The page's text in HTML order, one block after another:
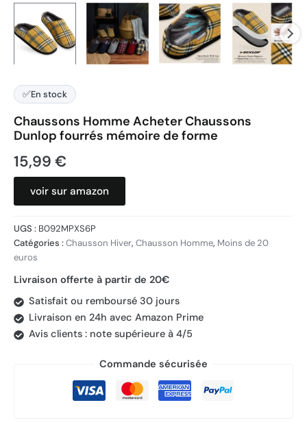
✅En stock
Chaussons Homme Acheter Chaussons
Dunlop fourrés mémoire de forme
15,99 €
voir sur amazon
UGS : B092MPXS6P
Catégories :Chausson Hiver, Chausson Homme, Moins de 20
euros
Livraison offerte à partir de 20€
Satisfait ou remboursé 30 jours
Livraison en 24h avec Amazon Prime
Avis clients : note supérieure à 4/5
Commande sécurisée